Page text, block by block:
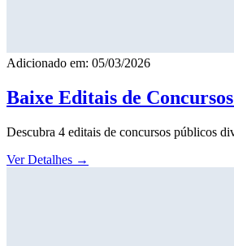
Adicionado em: 05/03/2026
Baixe Editais de
Descubra 4 editais de concursos públicos
Ver Detalhes →